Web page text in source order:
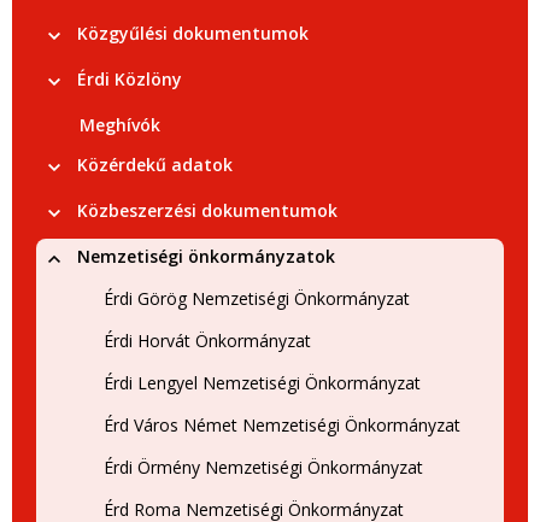
Közgyűlési dokumentumok
Érdi Közlöny
Meghívók
Közérdekű adatok
Közbeszerzési dokumentumok
Nemzetiségi önkormányzatok
Érdi Görög Nemzetiségi Önkormányzat
Érdi Horvát Önkormányzat
Érdi Lengyel Nemzetiségi Önkormányzat
Érd Város Német Nemzetiségi Önkormányzat
Érdi Örmény Nemzetiségi Önkormányzat
Érd Roma Nemzetiségi Önkormányzat